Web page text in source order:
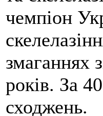
чемпіон
змаганнях
років. За
сходжень.